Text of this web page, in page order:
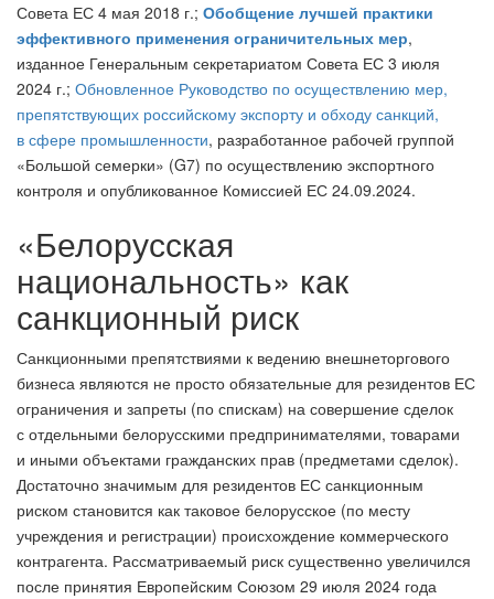
Совета ЕС 4 мая 2018 г.; Обобщение лучшей практики
эффективного применения ограничительных мер,
изданное Генеральным секретариатом Совета ЕС 3 июля
2024 г.; Обновленное Руководство по осуществлению мер,
препятствующих российскому экспорту и обходу санкций,
в сфере промышленности, разработанное рабочей группой
«Большой семерки» (G7) по осуществлению экспортного
контроля и опубликованное Комиссией ЕС 24.09.2024.
«Белорусская
национальность» как
санкционный риск
Санкционными препятствиями к ведению внешнеторгового
бизнеса являются не просто обязательные для резидентов ЕС
ограничения и запреты (по спискам) на совершение сделок
с отдельными белорусскими предпринимателями, товарами
и иными объектами гражданских прав (предметами сделок).
Достаточно значимым для резидентов ЕС санкционным
риском становится как таковое белорусское (по месту
учреждения и регистрации) происхождение коммерческого
контрагента. Рассматриваемый риск существенно увеличился
после принятия Европейским Союзом 29 июля 2024 года